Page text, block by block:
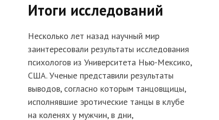
Итоги исследований
Несколько лет назад научный мир
заинтересовали результаты исследования
психологов из Университета Нью-Мексико,
США. Ученые представили результаты
выводов, согласно которым танцовщицы,
исполнявшие эротические танцы в клубе
на коленях у мужчин, в дни,